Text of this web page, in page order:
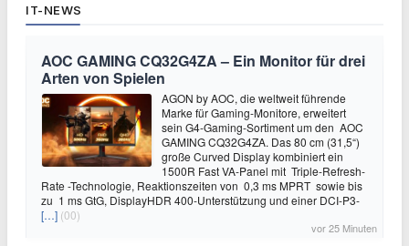
IT-NEWS
AOC GAMING CQ32G4ZA – Ein Monitor für drei
Arten von Spielen
AGON by AOC, die weltweit führende
Marke für Gaming-Monitore, erweitert
sein G4-Gaming-Sortiment um den AOC
GAMING CQ32G4ZA. Das 80 cm (31,5“)
große Curved Display kombiniert ein
1500R Fast VA-Panel mit Triple-Refresh-
Rate -Technologie, Reaktionszeiten von 0,3 ms MPRT sowie bis
zu 1 ms GtG, DisplayHDR 400-Unterstützung und einer DCI-P3-
[…] (00)
vor 25 Minuten